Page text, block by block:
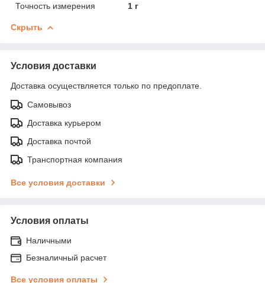
Точность измерения
1 г
Скрыть
Условия доставки
Доставка осуществляется только по предоплате.
Самовывоз
Доставка курьером
Доставка почтой
Транспортная компания
Все условия доставки
Условия оплаты
Наличными
Безналичный расчет
Все условия оплаты